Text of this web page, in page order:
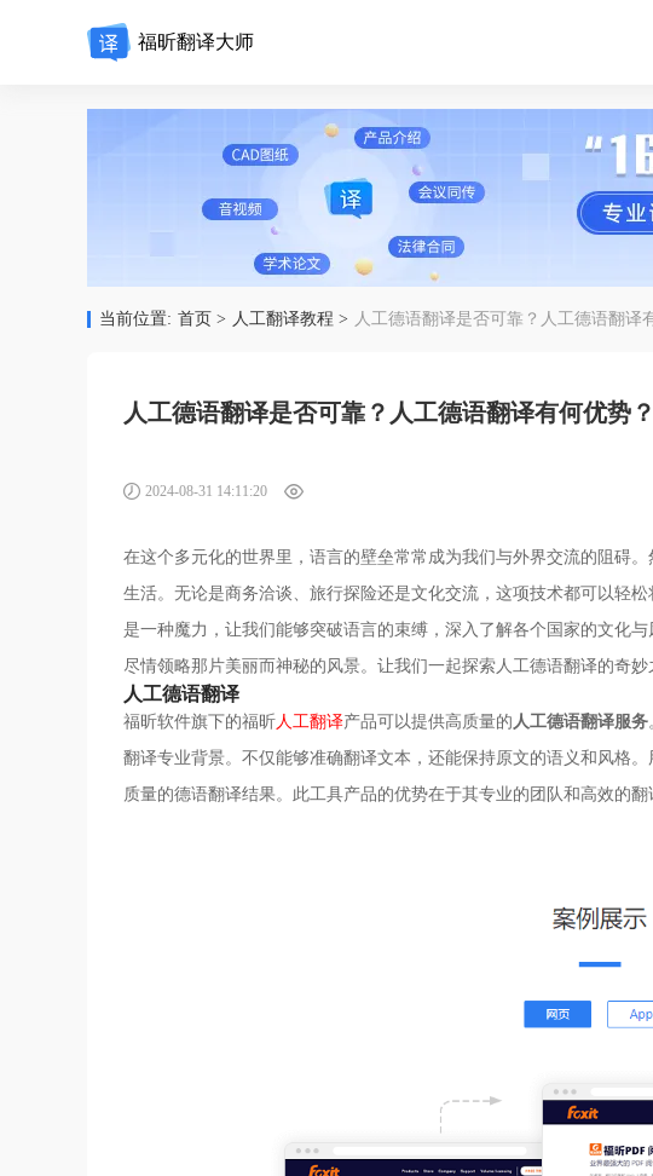
福昕翻译大师
当前位置: 首页 > 人工翻译教程 > 人工德语翻译是否可靠？人工德语翻译
人工德语翻译是否可靠？人工德语翻译有何优势？
2024-08-31 14:11:20
在这个多元化的世界里，语言的壁垒常常成为我们与外界交流的阻碍
生活。无论是商务洽谈、旅行探险还是文化交流，这项技术都可以轻
是一种魔力，让我们能够突破语言的束缚，深入了解各个国家的文化
尽情领略那片美丽而神秘的风景。让我们一起探索人工德语翻译的奇妙
人工德语翻译
福昕软件旗下的福昕人工翻译产品可以提供高质量的 人工德语翻译服务
翻译专业背景。不仅能够准确翻译文本，还能保持原文的语义和风格
质量的德语翻译结果。此工具产品的优势在于其专业的团队和高效的